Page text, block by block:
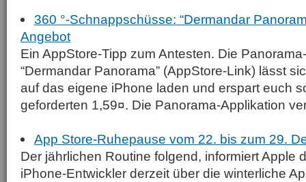
360 °-Schnappschüsse: “Dermandar
Angebot
Ein AppStore-Tipp zum Antesten. Die
“Dermandar Panorama” (AppStore-Link) lässt
auf das eigene iPhone laden und erspart euch
geforderten 1,59¤. Die Panorama-Applikation
App Store-Ruhepause vom 22. bis zum 29.
Der jährlichen Routine folgend, informiert Apple
iPhone-Entwickler derzeit über die winterliche